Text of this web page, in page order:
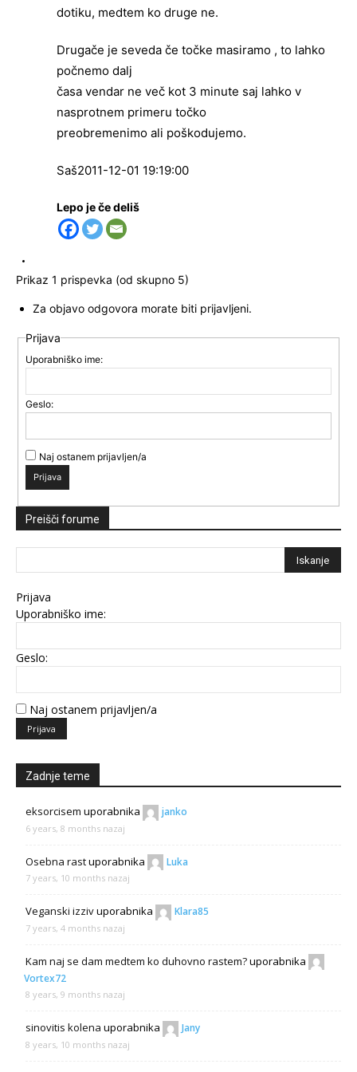
dotiku, medtem ko druge ne.
Drugače je seveda če točke masiramo , to lahko
počnemo dalj
časa vendar ne več kot 3 minute saj lahko v
nasprotnem primeru točko
preobremenimo ali poškodujemo.
Saš2011-12-01 19:19:00
Lepo je če deliš
Prikaz 1 prispevka (od skupno 5)
Za objavo odgovora morate biti prijavljeni.
Prijava
Uporabniško ime:
Geslo:
Naj ostanem prijavljen/a
Prijava
Preišči forume
Prijava
Uporabniško ime:
Geslo:
Naj ostanem prijavljen/a
Prijava
Zadnje teme
eksorcisem uporabnika janko
6 years, 8 months nazaj
Osebna rastuporabnika Luka
7 years, 10 months nazaj
Veganski izzivuporabnika Klara85
7 years, 4 months nazaj
Kam naj se dam medtem ko duhovno rastem?uporabnika
Vortex72
8 years, 9 months nazaj
sinovitis kolena uporabnika Jany
8 years, 10 months nazaj